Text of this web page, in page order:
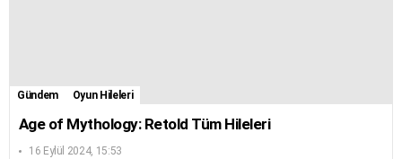
Gündem Oyun Hileleri
Age of Mythology: Retold Tüm Hileleri
16 Eylül 2024, 15:53